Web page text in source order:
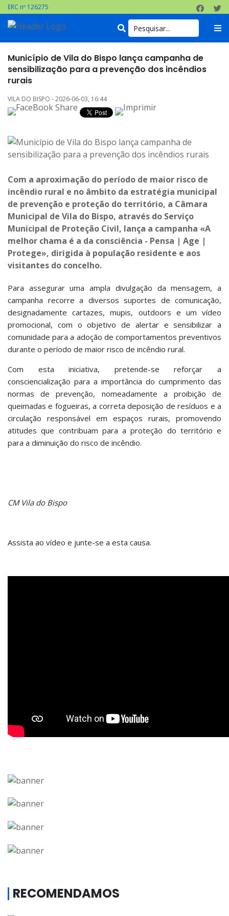
ERC nº 126275
Município de Vila do Bispo lança campanha de
sensibilização para a prevenção dos incêndios
rurais
VILA DO BISPO - 2026-06-03, 16:44
Com a aproximação do período de maior risco de
incêndio rural e no âmbito da estratégia municipal
de prevenção e proteção do território, a Câmara
Municipal de Vila do Bispo, através do Serviço
Municipal de Proteção Civil, lança a campanha «A
melhor chama é a da consciência - Pensa | Age |
Protege», dirigida à população residente e aos
visitantes do concelho.
Para assegurar uma ampla divulgação da mensagem, a
campanha recorre a diversos suportes de comunicação,
designadamente cartazes, mupis, outdoors e um vídeo
promocional, com o objetivo de alertar e sensibilizar a
comunidade para a adoção de comportamentos preventivos
durante o período de maior risco de incêndio rural.
Com esta iniciativa, pretende-se reforçar a
consciencialização para a importância do cumprimento das
normas de prevenção, nomeadamente a proibição de
queimadas e fogueiras, a correta deposição de resíduos e a
circulação responsável em espaços rurais, promovendo
atitudes que contribuam para a proteção do território e
para a diminuição do risco de incêndio.
CM Vila do Bispo
Assista ao vídeo e junte-se a esta causa.
RECOMENDAMOS